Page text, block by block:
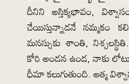
దీనిని అస్తిక్యభావం,
చేయిస్తున్నాడనే నమ్మకం
మనస్సుకు శాంతి,
కోరి అండన ఉండ, నాకు
ధీమా కలుగుతుంది. ఆత్మ